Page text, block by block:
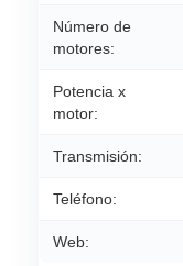
Número de
motores:
Potencia x
motor:
Transmisión:
Teléfono:
Web: